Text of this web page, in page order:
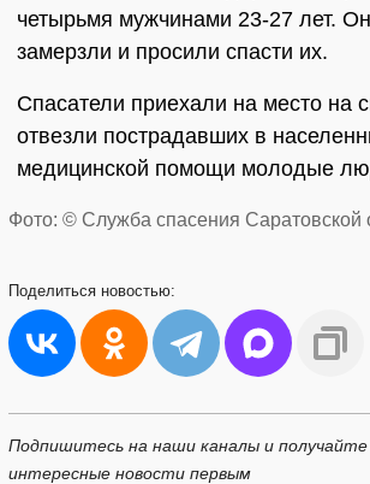
четырьмя мужчинами 23-27 лет.
замерзли и просили спасти их.
Спасатели приехали на место на
отвезли пострадавших в
медицинской помощи молодые
Фото: © Служба спасения Саратовской
Поделиться новостью:
Подпишитесь на наши каналы и
интересные новости первым